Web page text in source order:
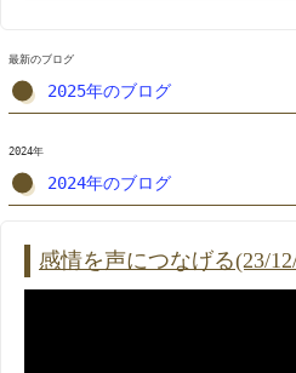
・2024.09.26
・2024.08.10
・2024.06.21
・2024.04.26演奏動画「100
・2024.04.14
口三味線
・2024.02.12演奏動画「梅に
最新のブログ
2025年のブログ
2024年
2024年のブログ
感情を声につなげる(23/